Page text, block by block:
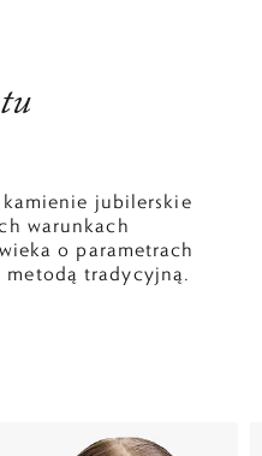
jubilerskie
warunkach
o parametrach
tradycyjną.